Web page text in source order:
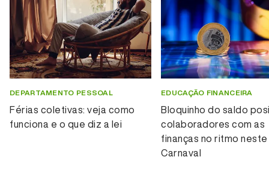
DEPARTAMENTO PESSOAL
Férias coletivas: veja como
funciona e o que diz a lei
EDUCAÇÃO FINANCEIRA
Bloquinho do saldo
colaboradores com as
finanças no ritmo neste
Carnaval